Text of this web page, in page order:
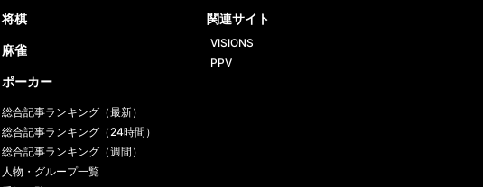
将棋
麻雀
ポーカー
総合記事ランキング（最新）
総合記事ランキング（24時間）
総合記事ランキング（週間）
人物・グループ一覧
関連サイト
VISIONS
PPV